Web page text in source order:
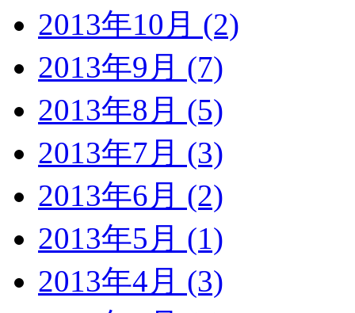
2013年10月 (2)
2013年9月 (7)
2013年8月 (5)
2013年7月 (3)
2013年6月 (2)
2013年5月 (1)
2013年4月 (3)